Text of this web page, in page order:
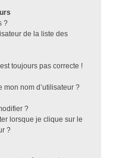
?
de la liste des
toujours pas correcte !
mon nom d’utilisateur ?
?
lorsque je clique sur le
?